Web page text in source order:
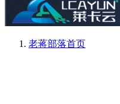
老蒋部落首页